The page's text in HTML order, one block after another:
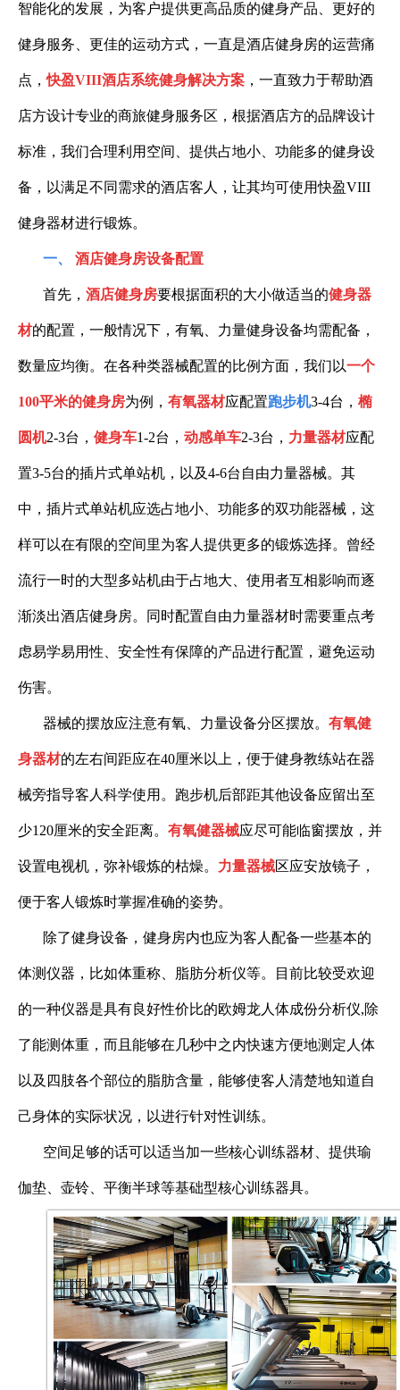
智能化的发展，为客户提供更高品质的健身产品、更好的
健身服务、更佳的运动方式，一直是酒店健身房的运营痛
点，快盈VIII酒店系统健身解决方案 ，一直致力于帮助酒
店方设计专业的商旅健身服务区，根据酒店方的品牌设计
标准，我们合理利用空间、提供占地小、功能多的健身设
备，以满足不同需求的酒店客人，让其均可使用快盈VIII
健身器材进行锻炼。
一、 酒店健身房设备配置
首先， 酒店健身房要根据面积的大小做适当的健身器
材的配置，一般情况下，有氧、力量健身设备均需配备，
数量应均衡。在各种类器械配置的比例方面，我们以一个
100平米的健身房为例， 有氧器材应配置跑步机3-4台 ， 椭
圆机2-3台 ， 健身车1-2台 ， 动感单车2-3台 ， 力量器材应配
置3-5台的插片式单站机，以及4-6台 自由力量器械。其
中，插片式单站机应选占地小、功能多的双功能器械，这
样可以在有限的空间里为客人提供更多的锻炼选择。曾经
流行一时的大型多站机由于占地大、使用者互相影响而逐
渐淡出酒店健身房。同时配置自由力量器材时需要重点考
虑易学易用性、安全性有保障的产品进行配置，避免运动
伤害。
器械的摆放应注意有氧、力量设备分区摆放。 有氧健
身器材的左右间距应在40厘米以上，便于健身教练站在器
械旁指导客人科学使用。跑步机后部距其他设备应留出至
少120厘米的安全距离。 有氧健器械应尽可能临窗摆放，并
设置电视机，弥补锻炼的枯燥。 力量器械区应安放镜子，
便于客人锻炼时掌握准确的姿势。
除了健身设备，健身房内也应为客人配备一些基本的
体测仪器，比如体重称、脂肪分析仪等。目前比较受欢迎
的一种仪器是具有良好性价比的欧姆龙人体成份分析仪,除
了能测体重，而且能够在几秒中之内快速方便地测定人体
以及四肢各个部位的脂肪含量，能够使客人清楚地知道自
己身体的实际状况，以进行针对性训练。
空间足够的话可以适当加一些核心训练器材、提供瑜
伽垫、壶铃、平衡半球等基础型核心训练器具。